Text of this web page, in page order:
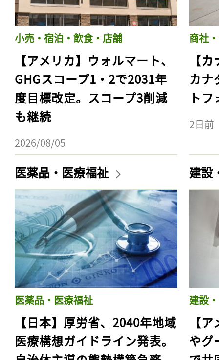
小売・宿泊・飲食・店舗
【アメリカ】ウォルマート、
GHGスコープ1・2で2031年
度目標改定。スコープ3削減
も継続
2026/08/05
商社
【
カナ
ト
2日前
医薬品・医療福祉
医薬品・医療福祉
【日本】厚労省、2040年地域
医療構想ガイドライン発表。
建設
建設
【
やグ